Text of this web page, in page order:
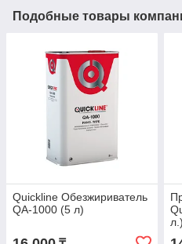
Подобные товары
Quickline Обезжириватель
QA-1000 (5 л)